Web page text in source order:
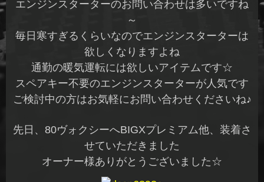
エンジンスターターのお問い合わせは多いですね
～
毎日寒すぎるくらいなのでエンジンスターターは
欲しくなりますよね
通勤の暖気運転には欲しいアイテムです☆
スペアキー不要のエンジンスターターが人気です
ご検討中の方はお気軽にお問い合わせくださいね♪
先日、80ヴォクシーへBIGXプレミアム他、装着さ
せていただきました
オーナー様ありがとうございました☆